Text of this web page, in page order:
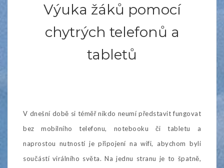
Výuka žáků pomocí
chytrých telefonů a
tabletů
V dnešní době si téměř nikdo neumí představit fungovat
bez mobilního telefonu, notebooku či tabletu a
naprostou nutností je připojení na wifi, abychom byli
součástí virálního světa. Na jednu stranu je to špatně,